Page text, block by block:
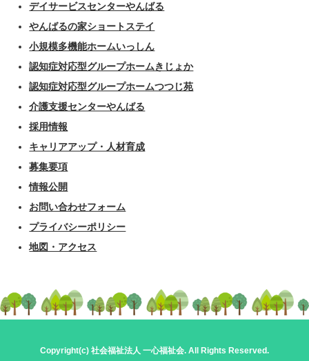
デイサービスセンターやんばる
やんばるの家ショートステイ
小規模多機能ホームいっしん
認知症対応型グループホームきじょか
認知症対応型グループホームつつじ苑
介護支援センターやんばる
採用情報
キャリアアップ・人材育成
募集要項
情報公開
お問い合わせフォーム
プライバシーポリシー
地図・アクセス
Copyright(c) 社会福祉法人 一心福祉会. All Rights Reserved.